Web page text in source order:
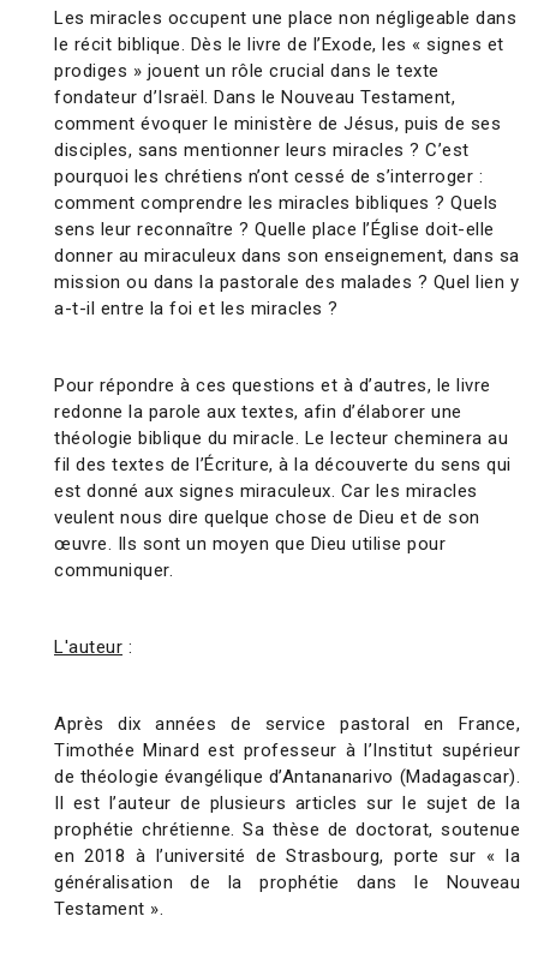
Les miracles occupent une place non négligeable dans
le récit biblique. Dès le livre de l’Exode, les « signes et
prodiges » jouent un rôle crucial dans le texte
fondateur d’Israël. Dans le Nouveau Testament,
comment évoquer le ministère de Jésus, puis de ses
disciples, sans mentionner leurs miracles ? C’est
pourquoi les chrétiens n’ont cessé de s’interroger :
comment comprendre les miracles bibliques ? Quels
sens leur reconnaître ? Quelle place l’Église doit-elle
donner au miraculeux dans son enseignement, dans sa
mission ou dans la pastorale des malades ? Quel lien y
a-t-il entre la foi et les miracles ?
Pour répondre à ces questions et à d’autres, le livre
redonne la parole aux textes, afin d’élaborer une
théologie biblique du miracle. Le lecteur cheminera au
fil des textes de l’Écriture, à la découverte du sens qui
est donné aux signes miraculeux. Car les miracles
veulent nous dire quelque chose de Dieu et de son
œuvre. Ils sont un moyen que Dieu utilise pour
communiquer.
L'auteur :
Après dix années de service pastoral en France,
Timothée Minard est professeur à l’Institut supérieur
de théologie évangélique d’Antananarivo (Madagascar).
Il est l’auteur de plusieurs articles sur le sujet de la
prophétie chrétienne. Sa thèse de doctorat, soutenue
en 2018 à l’université de Strasbourg, porte sur « la
généralisation de la prophétie dans le Nouveau
Testament ».